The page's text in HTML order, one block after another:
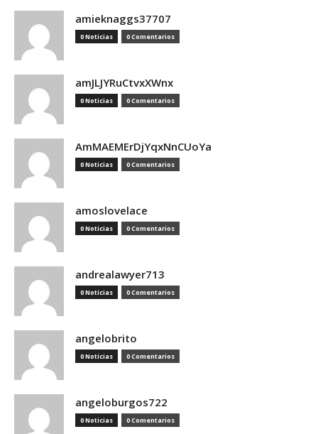
amieknaggs37707
0 Noticias 0 Comentarios
amJLJYRuCtvxXWnx
0 Noticias 0 Comentarios
AmMAEMErDjYqxNnCUoYa
0 Noticias 0 Comentarios
amoslovelace
0 Noticias 0 Comentarios
andrealawyer713
0 Noticias 0 Comentarios
angelobrito
0 Noticias 0 Comentarios
angeloburgos722
0 Noticias 0 Comentarios